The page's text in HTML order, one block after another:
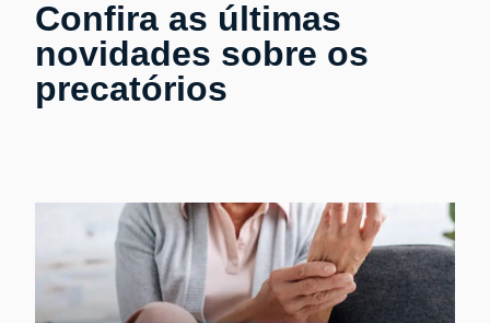
Confira as últimas
novidades sobre os
precatórios